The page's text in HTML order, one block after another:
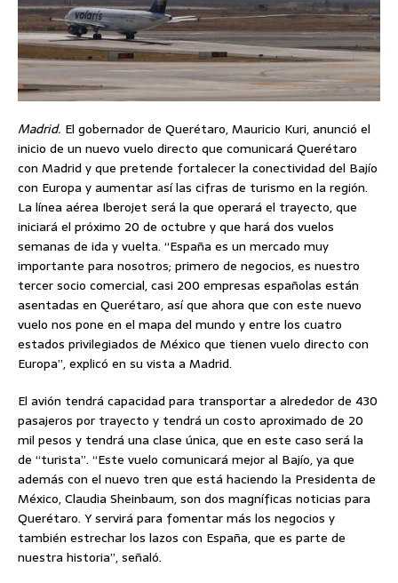
Madrid. El gobernador de Querétaro, Mauricio Kuri, anunció el
inicio de un nuevo vuelo directo que comunicará Querétaro
con Madrid y que pretende fortalecer la conectividad del Bajío
con Europa y aumentar así las cifras de turismo en la región.
La línea aérea Iberojet será la que operará el trayecto, que
iniciará el próximo 20 de octubre y que hará dos vuelos
semanas de ida y vuelta. “España es un mercado muy
importante para nosotros; primero de negocios, es nuestro
tercer socio comercial, casi 200 empresas españolas están
asentadas en Querétaro, así que ahora que con este nuevo
vuelo nos pone en el mapa del mundo y entre los cuatro
estados privilegiados de México que tienen vuelo directo con
Europa”, explicó en su vista a Madrid.
El avión tendrá capacidad para transportar a alrededor de 430
pasajeros por trayecto y tendrá un costo aproximado de 20
mil pesos y tendrá una clase única, que en este caso será la
de “turista”. “Este vuelo comunicará mejor al Bajío, ya que
además con el nuevo tren que está haciendo la Presidenta de
México, Claudia Sheinbaum, son dos magníficas noticias para
Querétaro. Y servirá para fomentar más los negocios y
también estrechar los lazos con España, que es parte de
nuestra historia”, señaló.